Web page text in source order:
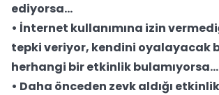
ediyorsa…
• İnternet kullanımına izin
tepki veriyor, kendini oyalayacak
herhangi bir etkinlik bulamıyorsa…
• Daha önceden zevk aldığı